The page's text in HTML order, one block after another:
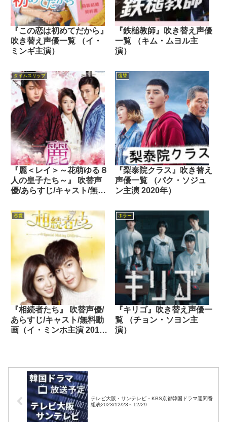
『この恋は初めてだから』
吹き替え声優一覧 （イ・
ミンギ主演）
『鉄槌教師』吹き替え声優
一覧 （キム・ムヨル主
演）
タイムスリップ
『麗＜レイ＞～花萌ゆる８
人の皇子たち～』 吹替声
優/あらすじ/キャスト/無料
2016年）
復讐
『梨泰院クラス』吹き替え
声優一覧 （パク・ソジュ
ン主演 2020年）
恋愛
『相続者たち』 吹替声優/
あらすじ/キャスト/無料動
画（イ・ミンホ主演 2013
ホラー
『キリゴ』吹き替え声優一
覧 （チョン・ソヨン主
演）
テレビ大阪・サンテレビ・KBS京都韓国ドラマ週間番
組表2023/12/23～12/29